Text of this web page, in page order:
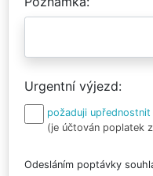
Urgentní výjezd
požaduji
(je účtován poplatek
Odesláním poptávky